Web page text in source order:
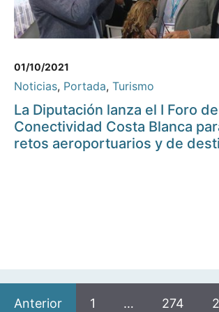
01/10/2021
Noticias, Portada, Turismo
La Diputación lanza el I Foro de
Conectividad Costa Blanca
retos aeroportuarios y de
Anterior 1 … 274